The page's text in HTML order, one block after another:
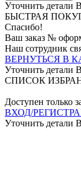
Уточнить детали
БЫСТРАЯ
Спасибо!
Ваш заказ №
Наш сотрудник
ВЕРНУТЬСЯ В
Уточнить детали
СПИСОК
Доступен только
ВХОД/
Уточнить детали